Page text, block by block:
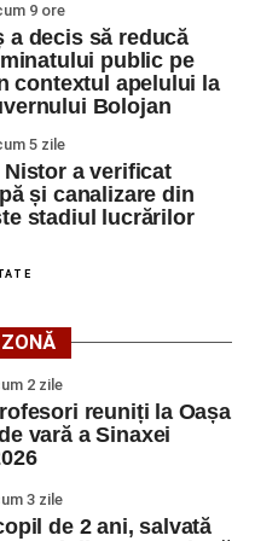
nopții, în contextul
Bolojan
Râpa Roșie găzduiește
„CicloAventurier
String Symphonic Camp
la Sebeș
un recital apreciat de
în cadrul taberei, iar
cu aplauze îndelungate.
9 ore
a decis să reducă
public pe
contextul apelului la
Bolojan
5 zile
a verificat
și canalizare din
stadiul lucrărilor
2 zile
reuniți la Oașa
vară a Sinaxei
3 zile
de 2 ani, salvată